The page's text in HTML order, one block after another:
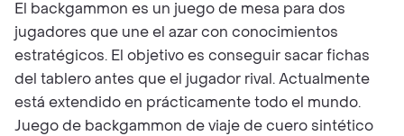
El backgammon es un juego de mesa para dos
jugadores que une el azar con conocimientos
estratégicos. El objetivo es conseguir sacar fichas
del tablero antes que el jugador rival. Actualmente
está extendido en prácticamente todo el mundo.
Juego de backgammon de viaje de cuero sintético